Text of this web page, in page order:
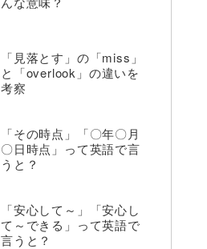
「見落とす」の「miss」
と「overlook」の違いを
考察
「その時点」「〇年〇月
〇日時点」って英語で言
うと？
「安心して～」「安心し
て～できる」って英語で
言うと？